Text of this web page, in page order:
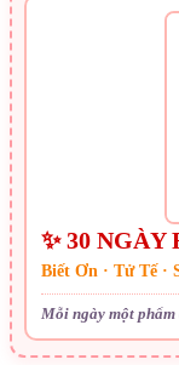
✨ 30 NGÀY
Biết Ơn · Tử Tế ·
Mỗi ngày một